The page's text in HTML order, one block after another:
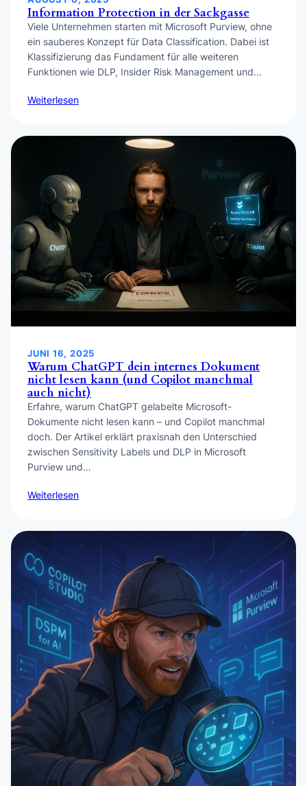
Information Protection in der Sackgasse
Viele Unternehmen starten mit Microsoft Purview, ohne
ein sauberes Konzept für Data Classification. Dabei ist
Klassifizierung das Fundament für alle weiteren
Funktionen wie DLP, Insider Risk Management und…
Weiterlesen
JUNI 16, 2025
Warum ChatGPT dein internes Dokument
nicht lesen kann (und Copilot manchmal
auch nicht)
Erfahre, warum ChatGPT gelabelte Microsoft-
Dokumente nicht lesen kann – und Copilot manchmal
doch. Der Artikel erklärt praxisnah den Unterschied
zwischen Sensitivity Labels und DLP in Microsoft
Purview und…
Weiterlesen